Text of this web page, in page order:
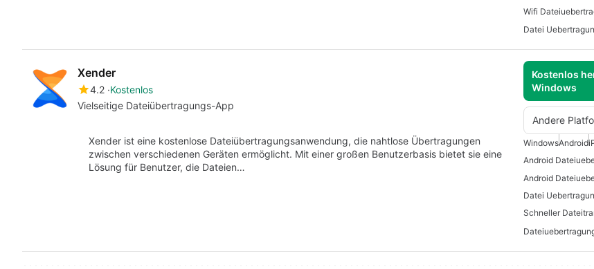
Wifi
Datei
Xender
4.2 Kostenlos
Vielseitige Dateiübertragungs-App
Kostenlos
Windows
Andere
Xender ist eine kostenlose Dateiübertragungsanwendung, die nahtlose Übertragungen
zwischen verschiedenen Geräten ermöglicht. Mit einer großen Benutzerbasis bietet sie eine
Lösung für Benutzer, die Dateien…
WindowsAndroid
Android
Datei
Schneller